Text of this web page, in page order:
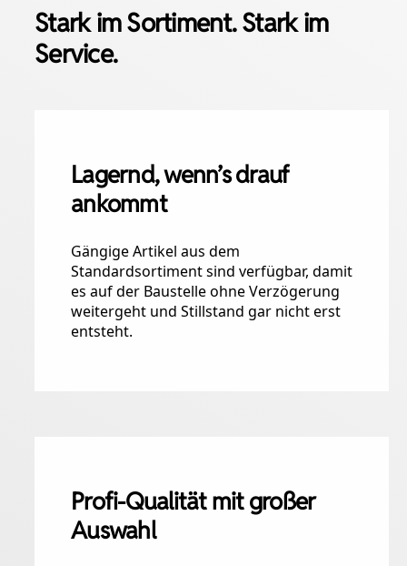
Stark im Sortiment. Stark im
Service.
Lagernd, wenn’s drauf
ankommt
Gängige Artikel aus dem
Standardsortiment sind verfügbar, damit
es auf der Baustelle ohne Verzögerung
weitergeht und Stillstand gar nicht erst
entsteht.
Profi-Qualität mit großer
Auswahl